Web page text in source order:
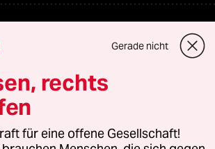
Gerade nicht
rechts
für eine offene Gesellschaft!